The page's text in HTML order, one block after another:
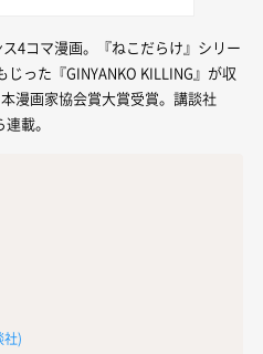
4コマ漫画。『ねこだらけ』シリー
った『GINYANKO KILLING』が収
漫画家協会賞大賞受賞。講談社
載。
社)